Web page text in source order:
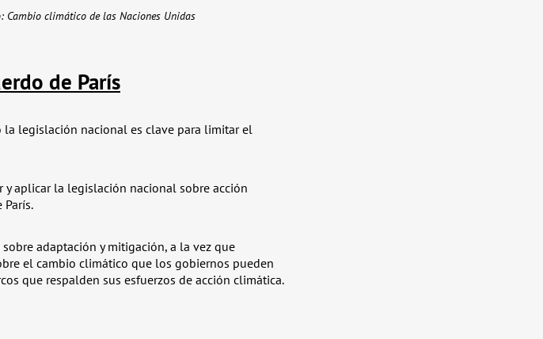
climático de las Naciones Unidas
de París
legislación nacional es clave para limitar el
aplicar la legislación nacional sobre acción
adaptación y mitigación, a la vez que
el cambio climático que los gobiernos pueden
que respalden sus esfuerzos de acción climática.